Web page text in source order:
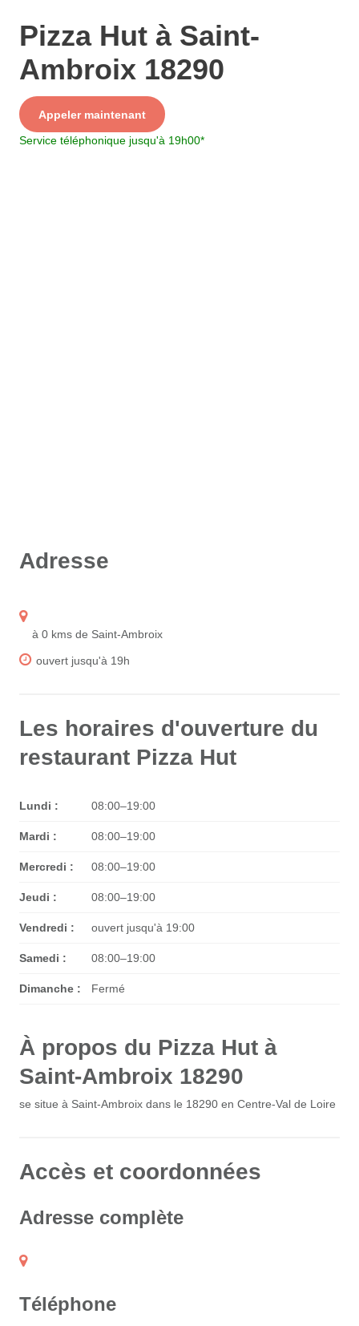
Pizza Hut à Saint-
Ambroix 18290
Appeler maintenant
Service
+ prix appel
Service téléphonique jusqu'à 19h00*
Adresse
à 0 kms de Saint-Ambroix
ouvert jusqu'à 19h
Les horaires d'ouverture du
restaurant Pizza Hut
Lundi : 08:00–19:00
Mardi : 08:00–19:00
Mercredi : 08:00–19:00
Jeudi : 08:00–19:00
Vendredi : ouvert jusqu'à 19:00
Samedi : 08:00–19:00
Dimanche : Fermé
À propos du Pizza Hut à
Saint-Ambroix 18290
se situe à Saint-Ambroix dans le 18290 en Centre-Val de Loire
Accès et coordonnées
Adresse complète
Téléphone